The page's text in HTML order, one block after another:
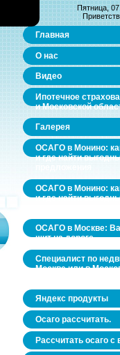
Пятница,
Главная
О нас
Видео
Ипотечное
и Московской
Галерея
ОСАГО в Монино:
и где найти
ОСАГО в Монино:
и где найти
ОСАГО в Москве:
щит на дороге
Специалист по
Москве или в
Яндекс продукты
Осаго рассчитать.
Рассчитать осаго с